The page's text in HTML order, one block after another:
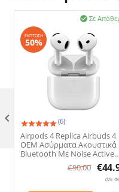
Σε

ΈΚΠΤΩΣΗ
50%
(6)
Airpods 4 Replica Airbuds 4
OEM Ασύρματα Ακουστικά
Bluetooth Με Noise Active
Cancelation (ANC)
€90.00 €
(Με
